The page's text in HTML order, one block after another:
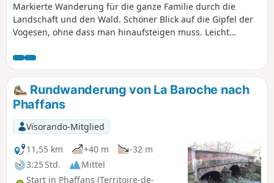
Markierte Wanderung für die ganze Familie durch die
Landschaft und den Wald. Schöner Blick auf die Gipfel der
Vogesen, ohne dass man hinaufsteigen muss. Leicht
nordöstlich von Belfort. Zahlreiche Informationstafeln
stellen das Kulturerbe, die Fauna, die Flora und die
Landschaften vor. Die Route ist mit einem „Blauen Ring“
markiert.Rundwanderung von La Baroche nach
Phaffans
Visorando-Mitglied
11,55 km
+40 m
-32 m
3:25 Std.
Mittel
Start in Phaffans (Territoire-de-